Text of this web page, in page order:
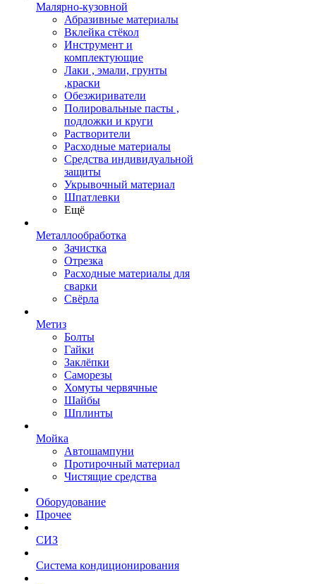
Малярно-кузовной
Абразивные материалы
Вклейка стёкол
Инструмент и
комплектующие
Лаки , эмали, грунты
,краски
Обезжириватели
Полировальные пасты ,
подложки и круги
Растворители
Расходные материалы
Средства индивидуальной
защиты
Укрывочный материал
Шпатлевки
Ещё
Металлообработка
Зачистка
Отрезка
Расходные материалы для
сварки
Свёрла
Метиз
Болты
Гайки
Заклёпки
Саморезы
Хомуты червячные
Шайбы
Шплинты
Мойка
Автошампуни
Протирочный материал
Чистящие средства
Оборудование
Прочее
СИЗ
Система кондиционирования